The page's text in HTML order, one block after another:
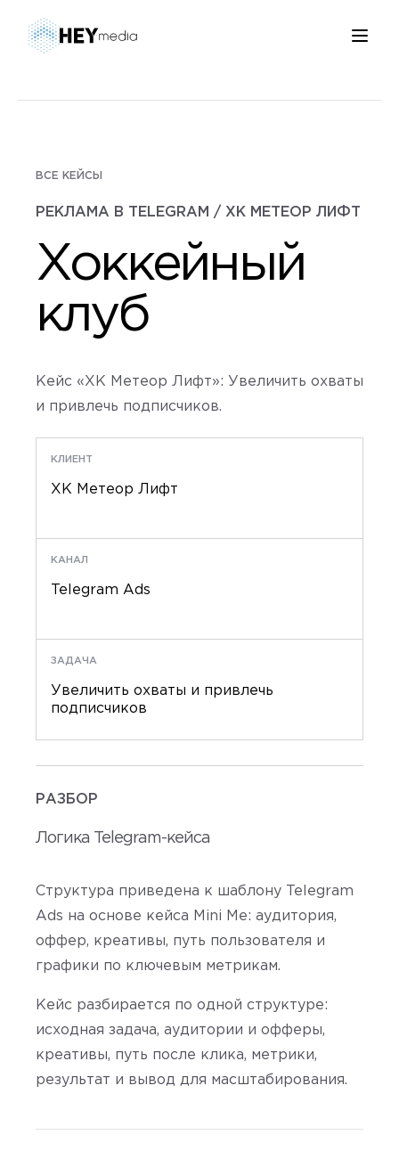
ВСЕ КЕЙСЫ
РЕКЛАМА В TELEGRAM / ХК МЕТЕОР ЛИФТ
Хоккейный
клуб
Кейс «ХК Метеор Лифт»: Увеличить охваты
и привлечь подписчиков.
КЛИЕНТ
ХК Метеор Лифт
КАНАЛ
Telegram Ads
ЗАДАЧА
Увеличить охваты и привлечь
подписчиков
РАЗБОР
Логика Telegram-кейса
Структура приведена к шаблону Telegram
Ads на основе кейса Mini Me: аудитория,
оффер, креативы, путь пользователя и
графики по ключевым метрикам.
Кейс разбирается по одной структуре:
исходная задача, аудитории и офферы,
креативы, путь после клика, метрики,
результат и вывод для масштабирования.